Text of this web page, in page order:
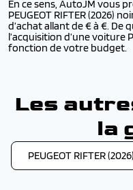
En ce sens, AutoJM vous
PEUGEOT RIFTER (2026)
d’achat allant de € à €. De
l’acquisition d’une voiture
fonction de votre budget.
Les
la
PEUGEOT RIFTER